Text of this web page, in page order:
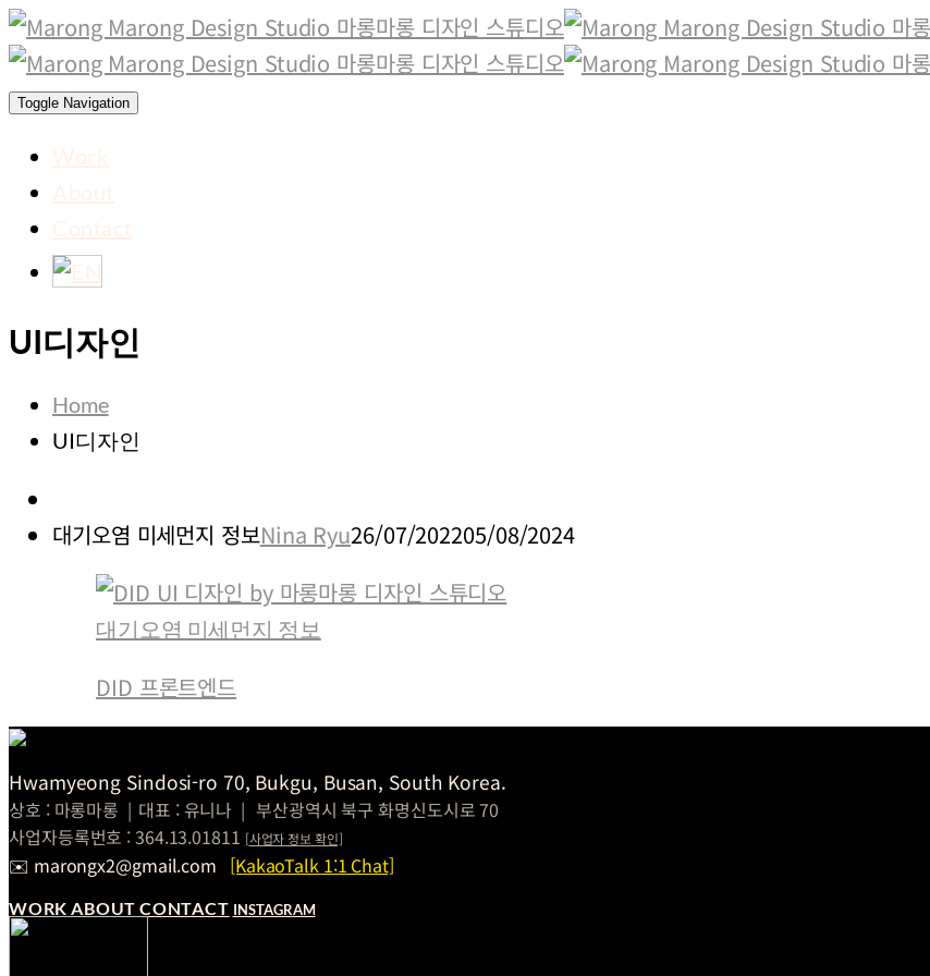
Toggle Navigation
Work
About
Contact
UI디자인
Home
UI디자인
대기오염 미세먼지 정보Nina Ryu26/07/202205/08/2024
대기오염 미세먼지 정보
DID 프론트엔드
Hwamyeong Sindosi-ro 70, Bukgu, Busan, South Korea.
상호 : 마롱마롱 | 대표 : 유니나 | 부산광역시 북구 화명신도시로 70
사업자등록번호 : 364.13.01811 [사업자 정보 확인]
✉️ marongx2@gmail.com [KakaoTalk 1:1 Chat]
WORK ABOUT CONTACT INSTAGRAM